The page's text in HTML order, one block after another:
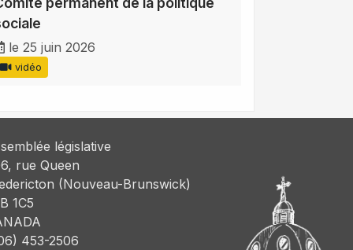
le 25 juin 2026
vidéo
législative
rue Queen
(Nouveau-Brunswick)
1C5
453-2506